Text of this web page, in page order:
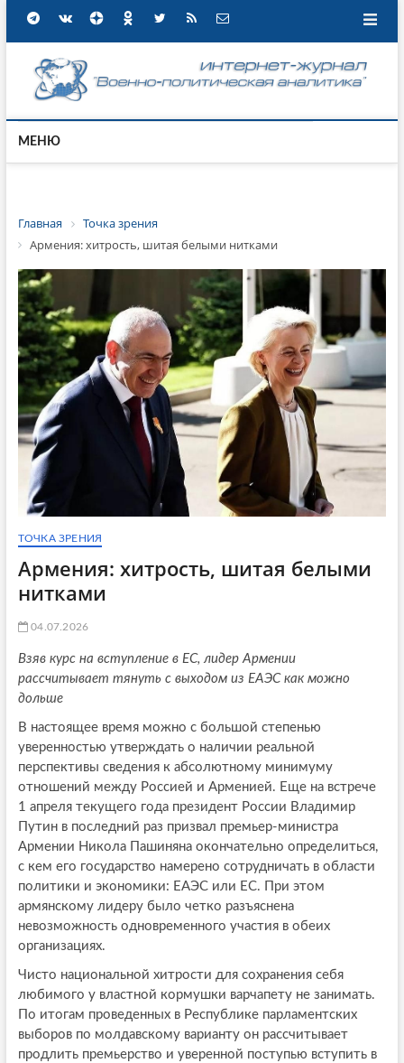
МЕНЮ
Главная
Точка зрения
Армения: хитрость, шитая белыми нитками
ТОЧКА ЗРЕНИЯ
Армения: хитрость, шитая белыми
нитками
04.07.2026
Взяв курс на вступление в ЕС, лидер Армении
рассчитывает тянуть с выходом из ЕАЭС как можно
дольше
В настоящее время можно с большой степенью
уверенностью утверждать о наличии реальной
перспективы сведения к абсолютному минимуму
отношений между Россией и Арменией. Еще на встрече
1 апреля текущего года президент России Владимир
Путин в последний раз призвал премьер-министра
Армении Никола Пашиняна окончательно определиться,
с кем его государство намерено сотрудничать в области
политики и экономики: ЕАЭС или ЕС. При этом
армянскому лидеру было четко разъяснена
невозможность одновременного участия в обеих
организациях.
Чисто национальной хитрости для сохранения себя
любимого у властной кормушки варчапету не занимать.
По итогам проведенных в Республике парламентских
выборов по молдавскому варианту он рассчитывает
продлить премьерство и уверенной поступью вступить в